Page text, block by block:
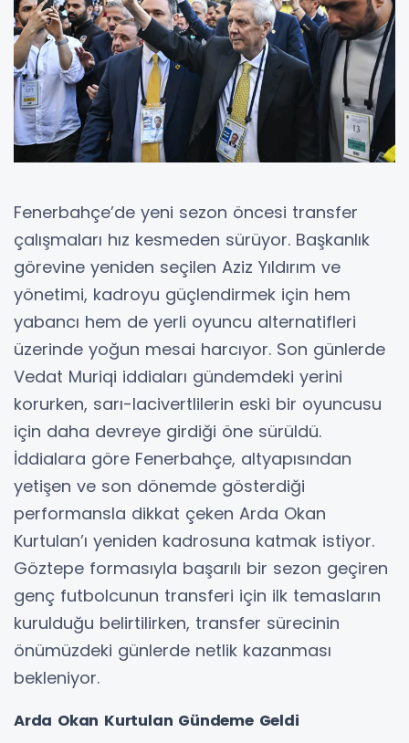
Fenerbahçe’de yeni sezon öncesi transfer
çalışmaları hız kesmeden sürüyor. Başkanlık
görevine yeniden seçilen Aziz Yıldırım ve
yönetimi, kadroyu güçlendirmek için hem
yabancı hem de yerli oyuncu alternatifleri
üzerinde yoğun mesai harcıyor. Son günlerde
Vedat Muriqi iddiaları gündemdeki yerini
korurken, sarı-lacivertlilerin eski bir oyuncusu
için daha devreye girdiği öne sürüldü.
İddialara göre Fenerbahçe, altyapısından
yetişen ve son dönemde gösterdiği
performansla dikkat çeken Arda Okan
Kurtulan’ı yeniden kadrosuna katmak istiyor.
Göztepe formasıyla başarılı bir sezon geçiren
genç futbolcunun transferi için ilk temasların
kurulduğu belirtilirken, transfer sürecinin
önümüzdeki günlerde netlik kazanması
bekleniyor.
Arda Okan Kurtulan Gündeme Geldi